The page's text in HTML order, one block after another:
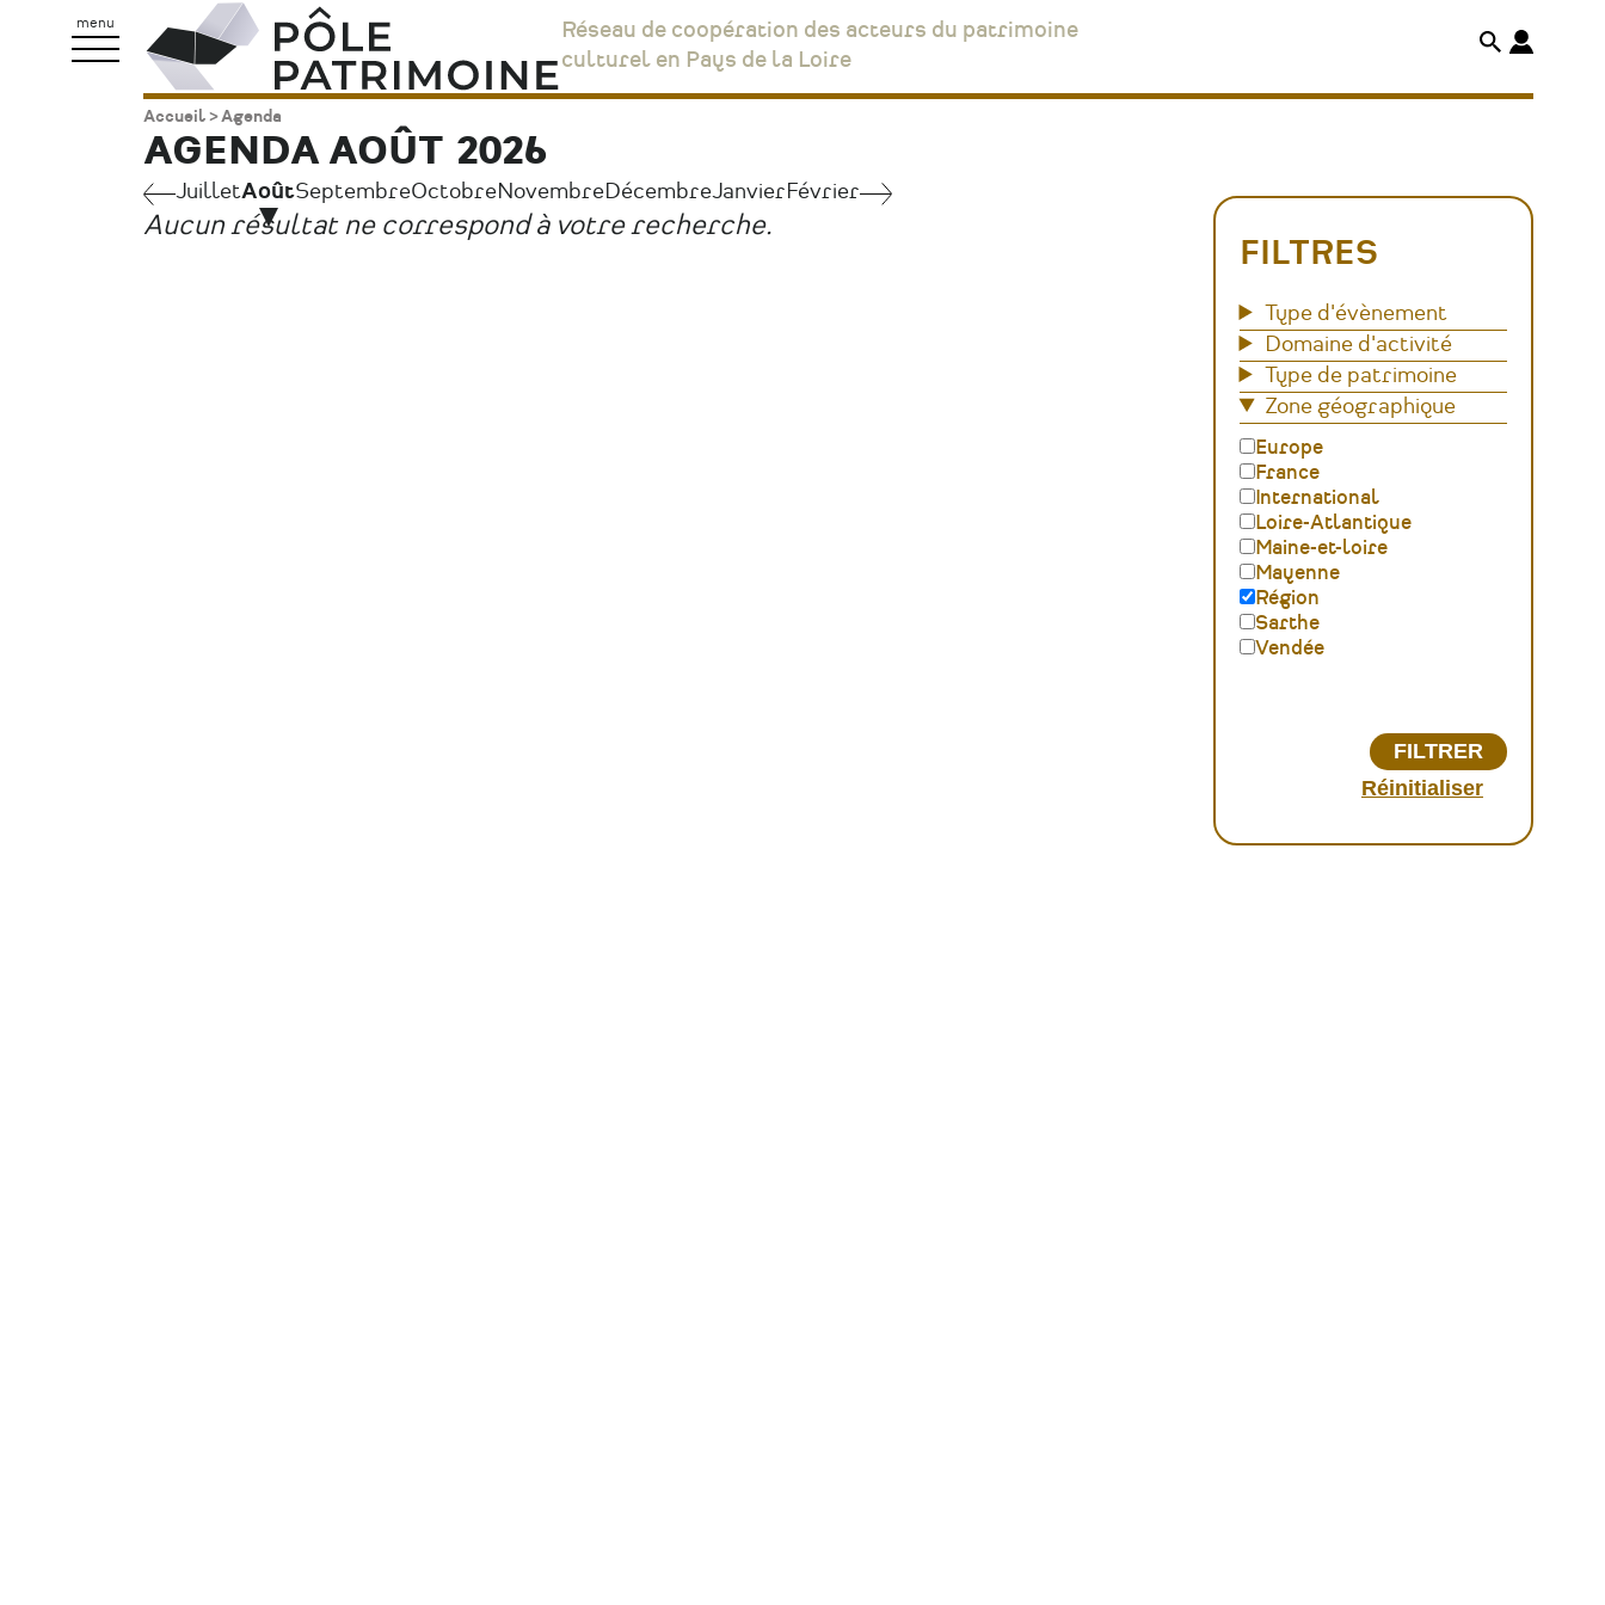
menu
Pôle
Patrimoine
Réseau de coopération des acteurs du patrimoine
culturel en Pays de la Loire
Fil
d'Ariane
Accueil Agenda
AGENDA AOÛT 2026
Pagination
JuilletJuilletAoûtSeptembreOctobreNovembreDécembreJanvierFévrierSeptembre
Aucun résultat ne correspond à votre recherche.
FILTRES
Type d'évènement
Domaine d'activité
Type de patrimoine
Zone géographique
Europe
France
International
Loire-Atlantique
Maine-et-loire
Mayenne
Région
Sarthe
Vendée